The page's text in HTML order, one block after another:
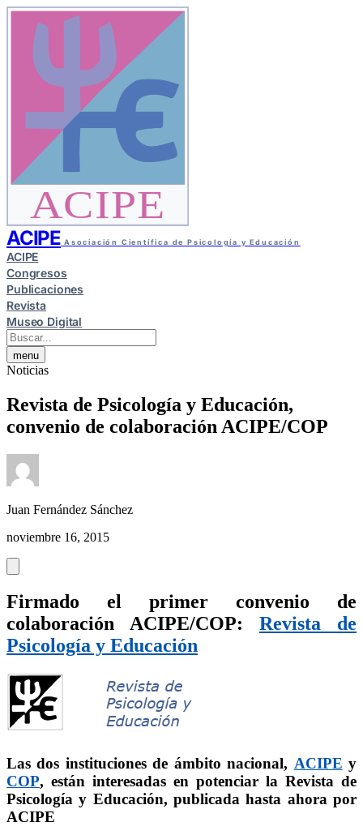
ACIPE
ACIPE Asociación Científica de Psicología y Educación
ACIPE
Congresos
Publicaciones
Revista
Museo Digital
menu
Noticias
Revista de Psicología y Educación,
convenio de colaboración ACIPE/COP
Juan Fernández Sánchez
noviembre 16, 2015
Firmado el primer convenio de
colaboración ACIPE/COP: Revista de
Psicología y Educación
Las dos instituciones de ámbito nacional, ACIPE y
COP, están interesadas en potenciar la Revista de
Psicología y Educación, publicada hasta ahora por
ACIPE